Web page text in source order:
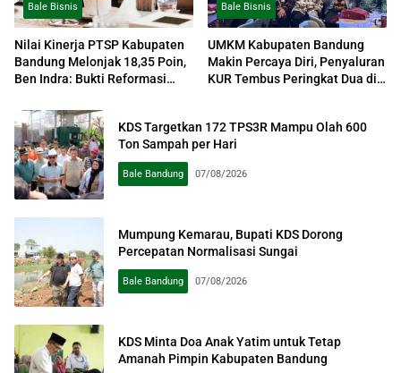
Bale Bisnis
Nilai Kinerja PTSP Kabupaten
Bandung Melonjak 18,35 Poin,
Ben Indra: Bukti Reformasi
Bale Bisnis
UMKM Kabupaten Bandung
Makin Percaya Diri, Penyaluran
KUR Tembus Peringkat Dua di
KDS Targetkan 172 TPS3R Mampu Olah 600
Ton Sampah per Hari
Bale Bandung 07/08/2026
Mumpung Kemarau, Bupati KDS Dorong
Percepatan Normalisasi Sungai
Bale Bandung 07/08/2026
KDS Minta Doa Anak Yatim untuk Tetap
Amanah Pimpin Kabupaten Bandung